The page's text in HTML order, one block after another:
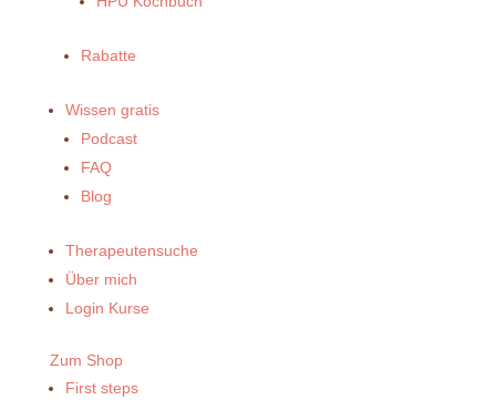
Rabatte
Wissen gratis
Podcast
FAQ
Blog
Therapeutensuche
Über mich
Login Kurse
Zum Shop
First steps